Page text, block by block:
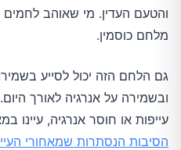
והטעם העדין. מי שאוהב לחמים
מלחם כוסמין.
גם הלחם הזה יכול לסייע
ובשמירה על אנרגיה לאורך
עייפות או חוסר אנרגיה, עיינו
הסיבות הנסתרות שמאחורי